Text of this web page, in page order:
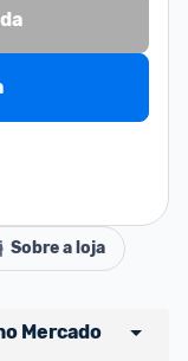
Sobre a loja
Mercado